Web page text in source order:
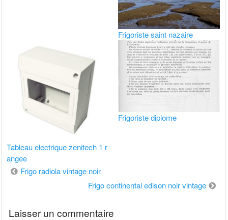
Frigoriste saint nazaire
Tableau electrique zenitech 1 r
angee
Frigoriste diplome
Navigation
Frigo radiola vintage noir
Frigo continental edison noir vintage
Laisser un commentaire